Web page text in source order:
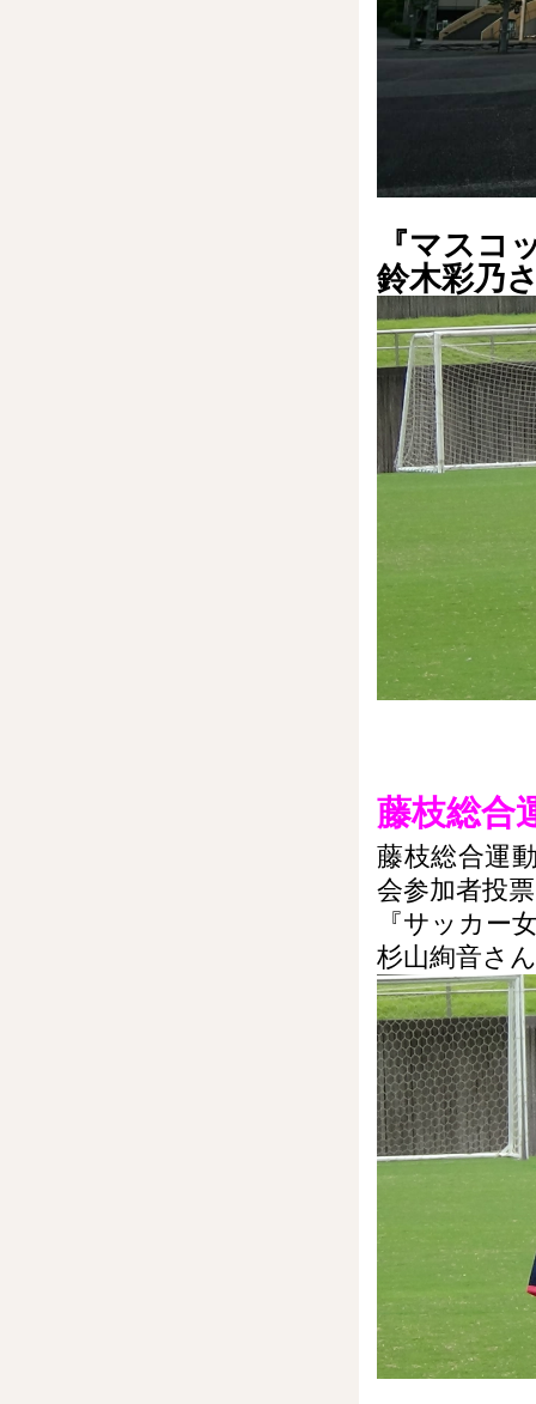
『マスコ
鈴木彩乃
藤枝総合
藤枝総合運
会参加者投
『サッカー
杉山絢音さん